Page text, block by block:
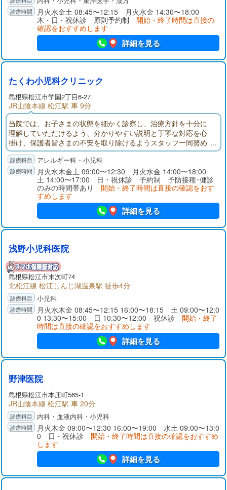
ただけたらと思います。小児科専門医として、一般外来（内
科、感染症、予防接種、乳幼児健診、育児相談など）も行いま
月火水金土 08:45〜12:15 月火水金 14:30〜18:00
木・日・祝休診 原則予約制 開始・終了時間は直接の
確認をおすすめします
詳細を見る
たくわ小児科クリニック
島根県松江市学園2丁目6-27
JR山陰本線 松江駅 車 9分
当院では、お子さまの状態を細かく診察し、治療方針を十分に
理解していただけるよう、分かりやすい説明と丁寧な対応を心
掛け、保護者皆さまの不安を取り除けるようスタッフ一同努め
て参ります。診療・予防接種・健診はWEB予約可能。アレルギ
ー疾患や育児の相談も随時受付しています。
アレルギー科・小児科
月火水木金土 09:00〜12:30 月火水金 14:00〜18:00
土 14:00〜17:00 日・祝休診 予約制 予防接種･健診
のみの時間帯あり 開始・終了時間は直接の確認をおす
すめします
詳細を見る
浅野小児科医院
島根県松江市末次町74
北松江線 松江しんじ湖温泉駅 徒歩4分
小児科
月火水木金 08:45〜12:15 16:00〜18:15 土 09:00〜12:0
0 13:30〜15:00 日 10:30〜12:00 祝休診 開始・終了
時間は直接の確認をおすすめします
詳細を見る
野津医院
島根県松江市本庄町565-1
JR山陰本線 松江駅 車 20分
内科・血液内科・小児科
月火木金 09:00〜12:30 16:00〜19:00 水土 09:00〜13:0
0 日・祝休診 開始・終了時間は直接の確認をおすすめ
します
詳細を見る